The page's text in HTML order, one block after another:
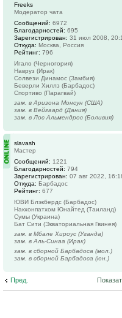
Freeks
Модератор чата
Сообщений: 6972
Благодарностей: 695
Зарегистрирован: 31 июл 2008,
Откуда: Москва, Россия
Рейтинг: 796
Игало (Черногория)
Навруз (Ирак)
Солвези Динамос (Замбия)
Беверли Хиллз (Барбадос)
Спортиво (Парагвай)
зам. в Аризона Монсун (США)
зам. в Вейгаард (Дания)
зам. в Лос Альмендрос (Боливия)
slavash
Мастер
Сообщений: 1221
Благодарностей: 794
Зарегистрирован: 07 авг 2022,
Откуда: Барбадос
Рейтинг: 677
ЮВИ Блэкбердс (Барбадос)
Накхонпатхом Юнайтед (Таиланд)
Сумы (Украина)
Бат Сити (Экваториальная Гвинея)
зам. в Мбале Хироус (Уганда)
зам. в Аль-Синаа (Ирак)
зам. в сборной Барбадоса (мол.)
зам. в сборной Барбадоса (юн.)
Пред.